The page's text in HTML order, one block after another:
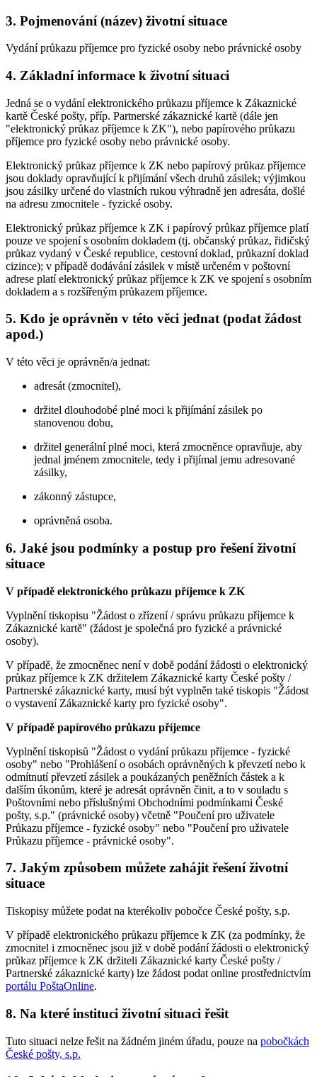
3. Pojmenování (název) životní situace
Vydání průkazu příjemce pro fyzické osoby nebo právnické osoby
4. Základní informace k životní situaci
Jedná se o vydání elektronického průkazu příjemce k Zákaznické
kartě České pošty, příp. Partnerské zákaznické kartě (dále jen
"elektronický průkaz příjemce k ZK"), nebo papírového průkazu
příjemce pro fyzické osoby nebo právnické osoby.
Elektronický průkaz příjemce k ZK nebo papírový průkaz příjemce
jsou doklady opravňující k přijímání všech druhů zásilek; výjimkou
jsou zásilky určené do vlastních rukou výhradně jen adresáta, došlé
na adresu zmocnitele - fyzické osoby.
Elektronický průkaz příjemce k ZK i papírový průkaz příjemce platí
pouze ve spojení s osobním dokladem (tj. občanský průkaz, řidičský
průkaz vydaný v České republice, cestovní doklad, průkazní doklad
cizince); v případě dodávání zásilek v místě určeném v poštovní
adrese platí elektronický průkaz příjemce k ZK ve spojení s osobním
dokladem a s rozšířeným průkazem příjemce.
5. Kdo je oprávněn v této věci jednat (podat žádost
apod.)
V této věci je oprávněn/a jednat:
adresát (zmocnitel),
držitel dlouhodobé plné moci k přijímání zásilek po
stanovenou dobu,
držitel generální plné moci, která zmocněnce opravňuje, aby
jednal jménem zmocnitele, tedy i přijímal jemu adresované
zásilky,
zákonný zástupce,
oprávněná osoba.
6. Jaké jsou podmínky a postup pro řešení životní
situace
V případě elektronického průkazu příjemce k ZK
Vyplnění tiskopisu "Žádost o zřízení / správu průkazu příjemce k
Zákaznické kartě" (žádost je společná pro fyzické a právnické
osoby).
V případě, že zmocněnec není v době podání žádosti o elektronický
průkaz příjemce k ZK držitelem Zákaznické karty České pošty /
Partnerské zákaznické karty, musí být vyplněn také tiskopis "Žádost
o vystavení Zákaznické karty pro fyzické osoby".
V případě papírového průkazu příjemce
Vyplnění tiskopisů "Žádost o vydání průkazu příjemce - fyzické
osoby" nebo "Prohlášení o osobách oprávněných k převzetí nebo k
odmítnutí převzetí zásilek a poukázaných peněžních částek a k
dalším úkonům, které je adresát oprávněn činit, a to v souladu s
Poštovními nebo příslušnými Obchodními podmínkami České
pošty, s.p." (právnické osoby) včetně "Poučení pro uživatele
Průkazu příjemce - fyzické osoby" nebo "Poučení pro uživatele
Průkazu příjemce - právnické osoby".
7. Jakým způsobem můžete zahájit řešení životní
situace
Tiskopisy můžete podat na kterékoliv pobočce České pošty, s.p.
V případě elektronického průkazu příjemce k ZK (za podmínky, že
zmocnitel i zmocněnec jsou již v době podání žádosti o elektronický
průkaz příjemce k ZK držiteli Zákaznické karty České pošty /
Partnerské zákaznické karty) lze žádost podat online prostřednictvím
portálu PoštaOnline.
8. Na které instituci životní situaci řešit
Tuto situaci nelze řešit na žádném jiném úřadu, pouze na pobočkách
České pošty, s.p.